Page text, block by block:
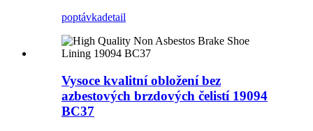
poptávkadetail
Vysoce kvalitní obložení bez
azbestových brzdových čelistí 19094
BC37